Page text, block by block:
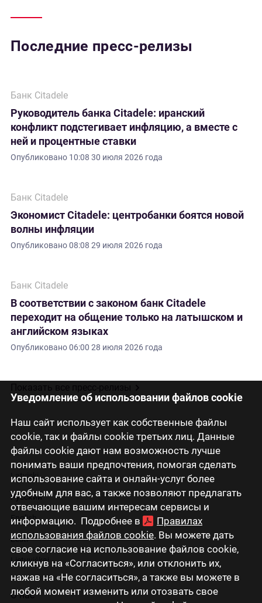
Уведомление об использовании файлов cookie
Наш сайт использует как собственные файлы
cookie, так и файлы cookie третьих лиц. Данные
файлы cookie дают нам возможность лучше
понимать ваши предпочтения, помогая сделать
использование сайта и онлайн-услуг более
удобным для вас, а также позволяют предлагать
отвечающие вашим интересам сервисы и
информацию. Подробнее в
Правилах
использования файлов cookie. Вы можете дать
свое согласие на использование файлов cookie,
кликнув на «Согласиться», или отклонить их,
нажав на «Не согласиться», а также вы можете в
любой момент изменить или отозвать свое
Последние пресс-релизы
Банк Citadele
Руководитель банка Citadele: иранский
конфликт подстегивает инфляцию, а вместе с
ней и процентные ставки
Опубликовано 10:08 30 июля 2026 года
Банк Citadele
Экономист Citadele: центробанки боятся новой
волны инфляции
Опубликовано08:08 29 июля 2026 года
Банк Citadele
В соответствии с законом банк Citadele
переходит на общение только на латышском и
английском языках
Опубликовано06:00 28 июля 2026 года
Latviski
Русский
English
Eesti
Lietuviškai
О нас